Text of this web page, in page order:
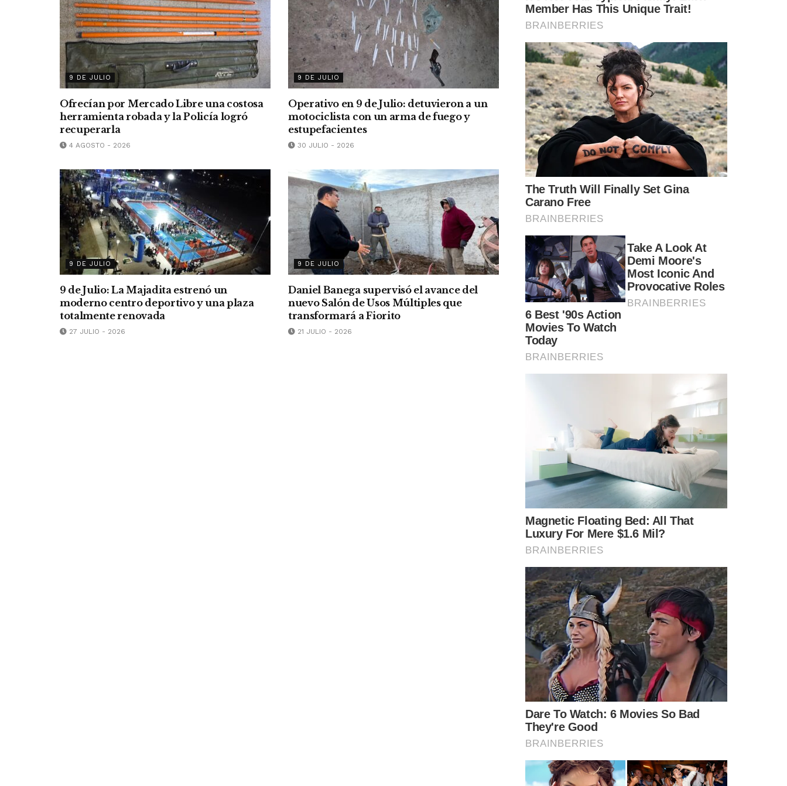
9 DE JULIO
Ofrecían por Mercado Libre una costosa
herramienta robada y la Policía logró
recuperarla
4 AGOSTO - 2026
9 DE JULIO
Operativo en 9 de Julio: detuvieron a un
motociclista con un arma de fuego y
estupefacientes
30 JULIO - 2026
9 DE JULIO
9 de Julio: La Majadita estrenó un
moderno centro deportivo y una plaza
totalmente renovada
27 JULIO - 2026
9 DE JULIO
Daniel Banega supervisó el avance del
nuevo Salón de Usos Múltiples que
transformará a Fiorito
21 JULIO - 2026